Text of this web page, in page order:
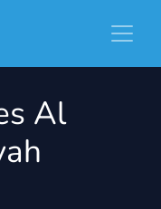
Al